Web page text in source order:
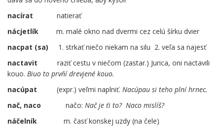
nacírat natierať
nácjetlík m. malé okno nad dvermi cez celú šírku dvier
nacpat (sa) 1. strkať niečo niekam na silu 2. veľa sa najesť
nactavit raziť cestu v niečom (zastar.) Jurica, oni nactavili
kouo. Biuo to prvňí drevjené kouo.
nacúpat (expr.) veľmi naplniť. Nacúpau si teho plní hrnec.
nač, naco
načo: Nač je ťi to? Naco mislíš?
náčelník
m. časť konskej uzdy (na čele)